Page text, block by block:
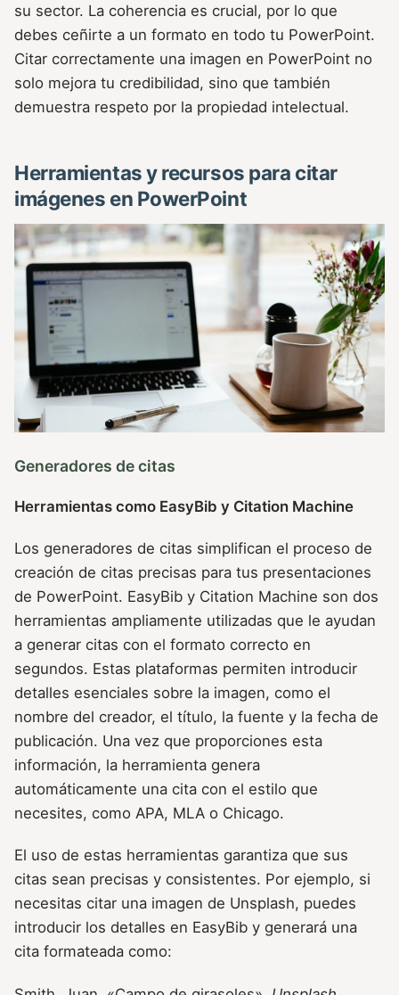
su sector. La coherencia es crucial, por lo que
debes ceñirte a un formato en todo tu PowerPoint.
Citar correctamente una imagen en PowerPoint no
solo mejora tu credibilidad, sino que también
demuestra respeto por la propiedad intelectual.
Herramientas y recursos para citar
imágenes en PowerPoint
Generadores de citas
Herramientas como EasyBib y Citation Machine
Los generadores de citas simplifican el proceso de
creación de citas precisas para tus presentaciones
de PowerPoint. EasyBib y Citation Machine son dos
herramientas ampliamente utilizadas que le ayudan
a generar citas con el formato correcto en
segundos. Estas plataformas permiten introducir
detalles esenciales sobre la imagen, como el
nombre del creador, el título, la fuente y la fecha de
publicación. Una vez que proporciones esta
información, la herramienta genera
automáticamente una cita con el estilo que
necesites, como APA, MLA o Chicago.
El uso de estas herramientas garantiza que sus
citas sean precisas y consistentes. Por ejemplo, si
necesitas citar una imagen de Unsplash, puedes
introducir los detalles en EasyBib y generará una
cita formateada como: